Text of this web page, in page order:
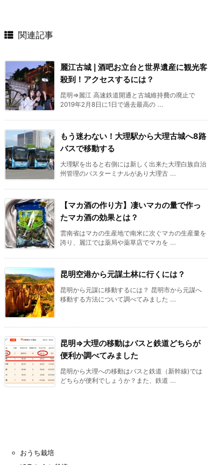
関連記事
麗江古城❘酒吧お立台と世界遺産に観光客
殺到！アクセスするには？
昆明⇒麗江 高速鉄道開通と古城維持費の廃止で
2019年2月8日に1日で過去最高の ...
もう迷わない！大理駅から大理古城へ8路
バスで移動する
大理駅を出ると右側には新しく出来た大理白族自治
州管理のバスターミナルがあり大理古 ...
【マカ酒の作り方】凄いマカの量で作っ
たマカ酒の効果とは？
雲南省はマカの生産地で南米に次ぐマカの生産量を
誇り、麗江では薬局や薬草店でマカを ...
昆明空港から元謀土林に行くには？
昆明から元謀に移動するには？ 昆明市から元謀へ
移動する方法について調べてみました ...
昆明⇒大理の移動はバスと鉄道どちらが
便利か調べてみました
昆明から大理への移動はバスと鉄道（新幹線)では
どちらが便利でしょうか？また、鉄道 ...
おうち栽培